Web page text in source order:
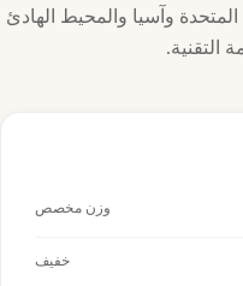
المتحدة وآسيا والمحيط الهادئ
وزن مخصص
خفيف